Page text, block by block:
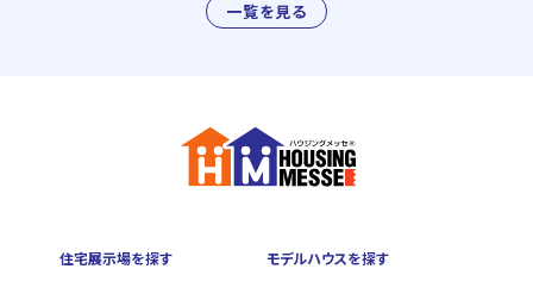
一覧を見る
住宅展示場を探す モデルハウスを探す